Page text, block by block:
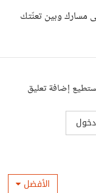
مسارك وبين تعنّتك
إضافة تعليق
دخول
الأفضل